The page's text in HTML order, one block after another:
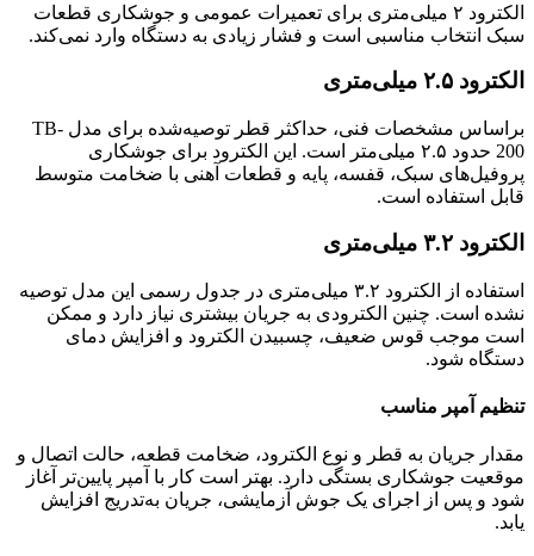
الکترود ۲ میلی‌متری برای تعمیرات عمومی و جوشکاری قطعات
سبک انتخاب مناسبی است و فشار زیادی به دستگاه وارد نمی‌کند.
الکترود ۲.۵ میلی‌متری
براساس مشخصات فنی، حداکثر قطر توصیه‌شده برای مدل TB-
200 حدود ۲.۵ میلی‌متر است. این الکترود برای جوشکاری
پروفیل‌های سبک، قفسه، پایه و قطعات آهنی با ضخامت متوسط
قابل استفاده است.
الکترود ۳.۲ میلی‌متری
استفاده از الکترود ۳.۲ میلی‌متری در جدول رسمی این مدل توصیه
نشده است. چنین الکترودی به جریان بیشتری نیاز دارد و ممکن
است موجب قوس ضعیف، چسبیدن الکترود و افزایش دمای
دستگاه شود.
تنظیم آمپر مناسب
مقدار جریان به قطر و نوع الکترود، ضخامت قطعه، حالت اتصال و
موقعیت جوشکاری بستگی دارد. بهتر است کار با آمپر پایین‌تر آغاز
شود و پس از اجرای یک جوش آزمایشی، جریان به‌تدریج افزایش
یابد.